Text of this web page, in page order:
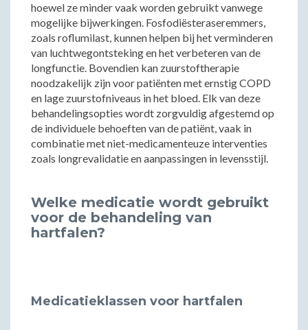
hoewel ze minder vaak worden gebruikt vanwege
mogelijke bijwerkingen. Fosfodiësteraseremmers,
zoals roflumilast, kunnen helpen bij het verminderen
van luchtwegontsteking en het verbeteren van de
longfunctie. Bovendien kan zuurstoftherapie
noodzakelijk zijn voor patiënten met ernstig COPD
en lage zuurstofniveaus in het bloed. Elk van deze
behandelingsopties wordt zorgvuldig afgestemd op
de individuele behoeften van de patiënt, vaak in
combinatie met niet-medicamenteuze interventies
zoals longrevalidatie en aanpassingen in levensstijl.
Welke medicatie wordt gebruikt
voor de behandeling van
hartfalen?
Medicatieklassen voor hartfalen